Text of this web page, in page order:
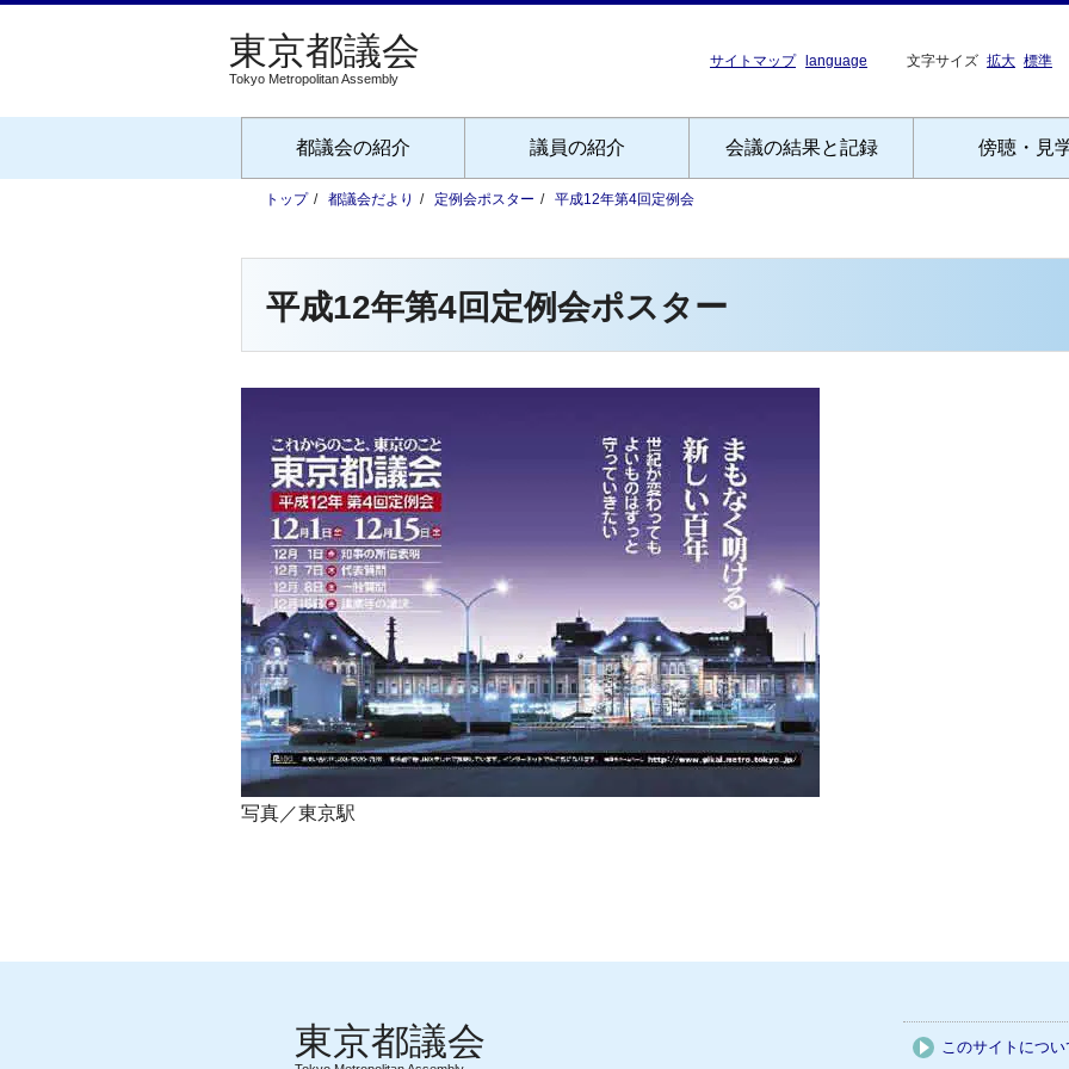
Tokyo Metropolitan Assembly
サイトマップ language 文字サイズ 拡大 標準
都議会の紹介 議員の紹介 会議の結果と記録 傍聴・見
トップ 都議会だより 定例会ポスター 平成12年第4回定例会
平成12年第4回定例会ポスター
写真／東京駅
このサイトについ